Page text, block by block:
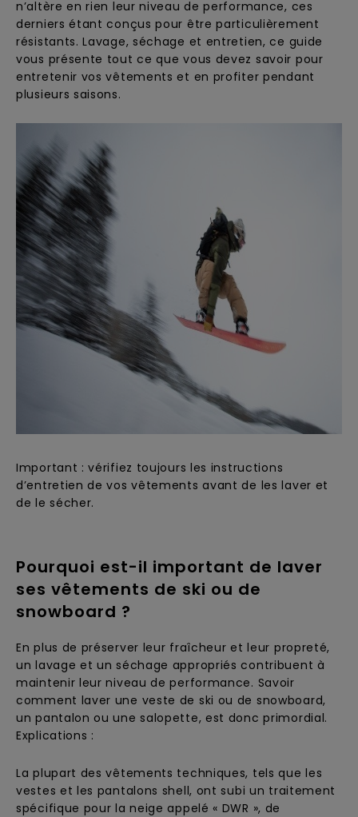
Trouvez
des
réponses
aux
questions
les plus
n’altère en rien leur niveau de performance, ces
derniers étant conçus pour être particulièrement
résistants. Lavage, séchage et entretien, ce guide
vous présente tout ce que vous devez savoir pour
entretenir vos vêtements et en profiter pendant
plusieurs saisons.
Important : vérifiez toujours les instructions
d’entretien de vos vêtements avant de les laver et
de le sécher.
Pourquoi est-il important de laver
ses vêtements de ski ou de
snowboard ?
En plus de préserver leur fraîcheur et leur propreté,
un lavage et un séchage appropriés contribuent à
maintenir leur niveau de performance. Savoir
comment laver une veste de ski ou de snowboard,
un pantalon ou une salopette, est donc primordial.
Explications :
La plupart des vêtements techniques, tels que les
vestes et les pantalons shell, ont subi un traitement
spécifique pour la neige appelé « DWR », de